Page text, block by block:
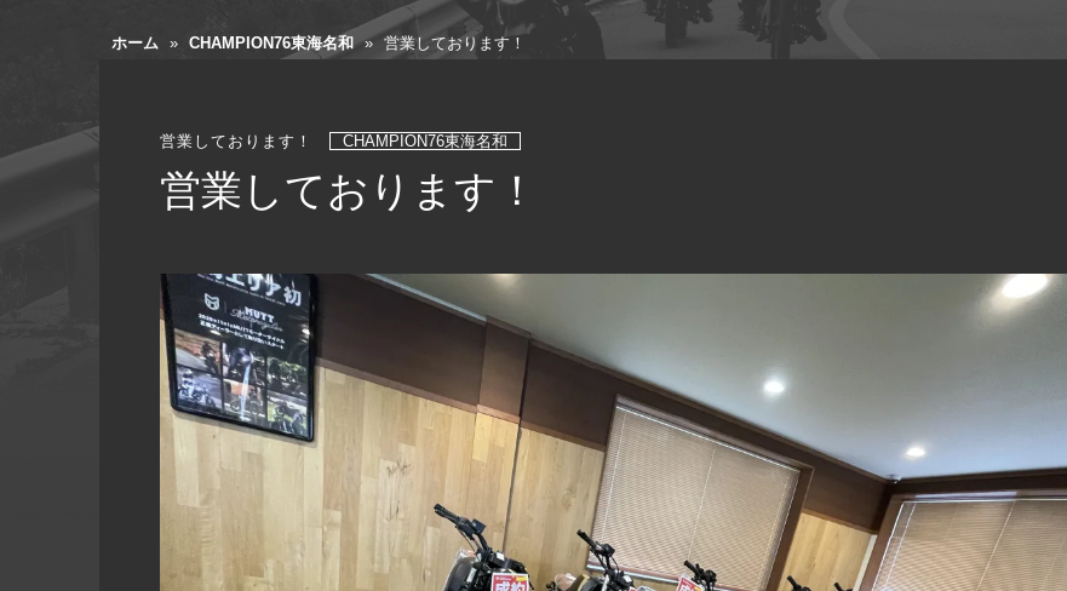
ホーム » CHAMPION76東海名和 » 営業しております！
営業しております！ CHAMPION76東海名和
営業しております！